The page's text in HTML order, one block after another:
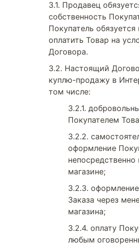
Продавец
собственность
Покупатель обязуется
оплатить Товар на
Договора.
Настоящий
куплю-продажу в
том числе:
Покупателем
оформление
магазине;
Заказа через
магазина;
оплату
любым